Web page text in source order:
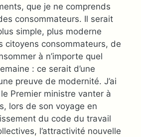
que je ne comprends
consommateurs. Il serait
simple, plus moderne
citoyens consommateurs, de
à n’importe quel
: ce serait d’une
preuve de modernité. J’ai
Premier ministre vanter à
lors de son voyage en
du code du travail
l’attractivité nouvelle